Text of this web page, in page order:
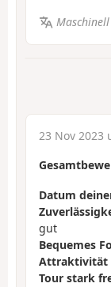
23 Nov 2023
Datum
gut
Bequemes
Attraktivität
Tour stark